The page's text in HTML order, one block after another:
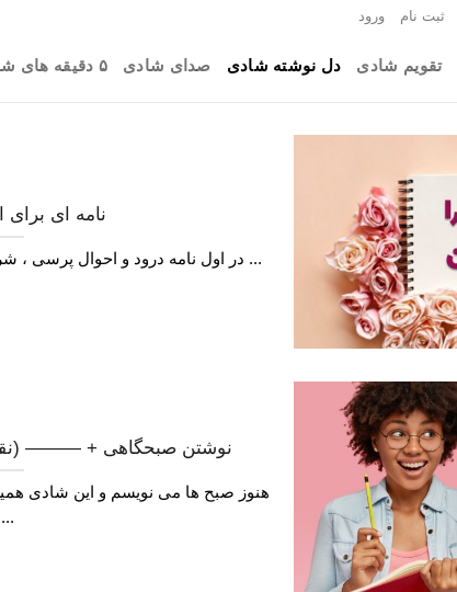
ثبت نام ورود
تقویم شادی دل نوشته شادی صدای شادی ۵ دقیقه های شادی
نامه ای برای
در اول نامه درود و احوال پرسی ، شروعی زیبا برای شروع شادی و انتقال ...
نوشتن صبحگاهی + ———
هنوز صبح ها می نویسم و این شادی
...